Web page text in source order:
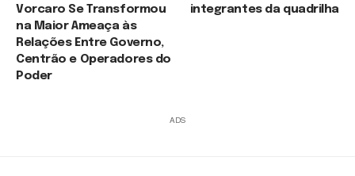
Vorcaro Se Transformou
na Maior Ameaça às
Relações Entre Governo,
Centrão e Operadores do
Poder
integrantes da quadrilha
ADS